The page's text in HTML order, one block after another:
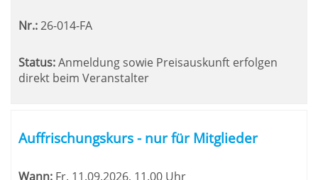
Nr.:26-014-FA
Status:Anmeldung sowie Preisauskunft erfolgen
direkt beim Veranstalter
Auffrischungskurs - nur für Mitglieder
Wann: Fr. 11.09.2026, 11.00 Uhr